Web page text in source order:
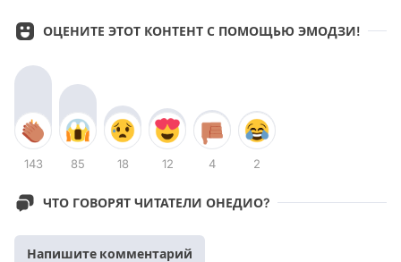
ОЦЕНИТЕ ЭТОТ КОНТЕНТ С ПОМОЩЬЮ ЭМОДЗИ!
143 85 18 12 4 2
ЧТО ГОВОРЯТ ЧИТАТЕЛИ ОНЕДИО?
Напишите комментарий